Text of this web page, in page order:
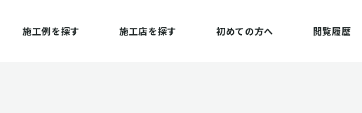
施工例を探す 施工店を探す 初めての方へ 閲覧履歴